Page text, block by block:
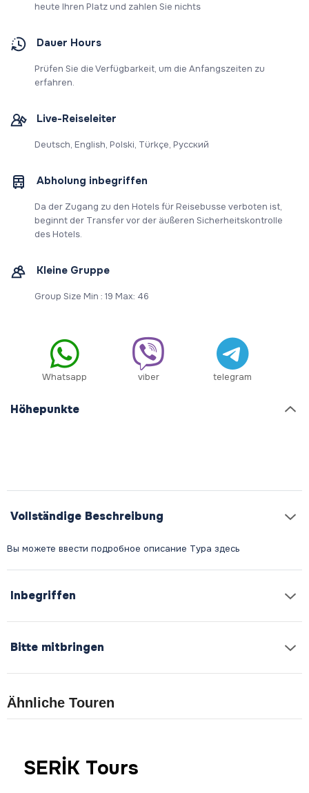
heute Ihren Platz und zahlen Sie nichts
Dauer Hours
Prüfen Sie die Verfügbarkeit, um die Anfangszeiten zu
erfahren.
Live-Reiseleiter
Deutsch, English, Polski, Türkçe, Русский
Abholung inbegriffen
Da der Zugang zu den Hotels für Reisebusse verboten ist,
beginnt der Transfer vor der äußeren Sicherheitskontrolle
des Hotels.
Kleine Gruppe
Group Size Min : 19 Max: 46
Whatsapp viber telegram
Höhepunkte
Vollständige Beschreibung
Inbegriffen
Bitte mitbringen
Ähnliche Touren
SERİK Tours